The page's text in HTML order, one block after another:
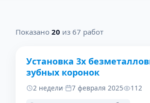
Показано 20 из 67 работ
ДО
Установка 3х
зубных коронок
2 недели· 7 февраля 2025 112